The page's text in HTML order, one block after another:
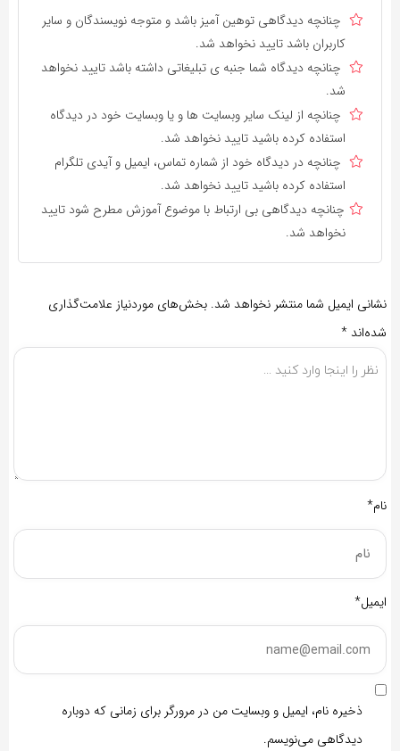
چنانچه دیدگاهی توهین آمیز باشد و متوجه نویسندگان و سایر
کاربران باشد تایید نخواهد شد.
چنانچه دیدگاه شما جنبه ی تبلیغاتی داشته باشد تایید نخواهد
شد.
چنانچه از لینک سایر وبسایت ها و یا وبسایت خود در دیدگاه
استفاده کرده باشید تایید نخواهد شد.
چنانچه در دیدگاه خود از شماره تماس، ایمیل و آیدی تلگرام
استفاده کرده باشید تایید نخواهد شد.
چنانچه دیدگاهی بی ارتباط با موضوع آموزش مطرح شود تایید
نخواهد شد.
نشانی ایمیل شما منتشر نخواهد شد. بخش‌های موردنیاز علامت‌گذاری
شده‌اند *
نام*
ایمیل*
ذخیره نام، ایمیل و وبسایت من در مرورگر برای زمانی که دوباره
دیدگاهی می‌نویسم.